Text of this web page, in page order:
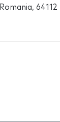
64112